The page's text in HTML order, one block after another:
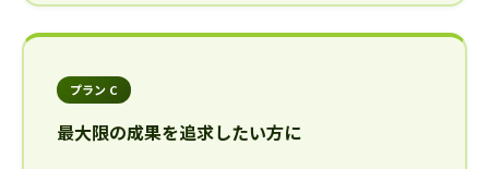
プラン C
最大限の成果を追求したい方に